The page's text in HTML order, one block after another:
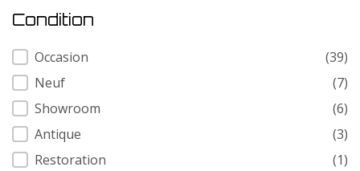
Condition
Condition
Occasion
(39)
Neuf
(7)
Showroom
(6)
Antique
(3)
Restoration
(1)